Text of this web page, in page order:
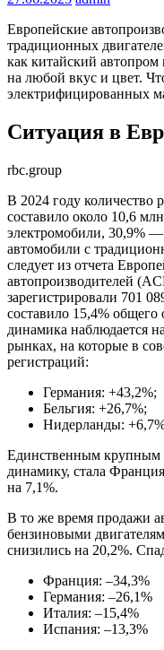
Европейские
традиционных
как китайский
на любой вкус и цвет.
электрифицированных
Ситуация в
rbc.group
В 2024 году количество
составило около 10,6
электромобили, 30,9%
автомобили с
следует из отчета
автопроизводителей
зарегистрировали 701
составило 15,4%
динамика наблюдается
рынках, на которые в
регистраций:
Германия: +43,2%;
Бельгия: +26,7%;
Нидерланды:
Единственным крупным
динамику, стала
на 7,1%.
В то же время продажи
бензиновыми
снизились на 20,2%.
Франция: –34,3%
Германия: –26,1%
Италия: –15,4%
Испания: –13,3%